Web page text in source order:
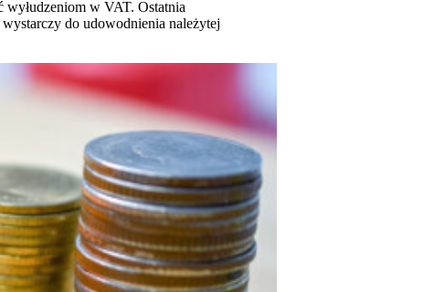
wyłudzeniom w VAT. Ostatnia
do udowodnienia należytej